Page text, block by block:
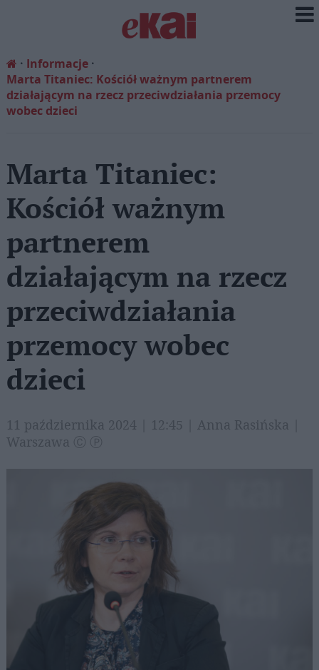
Informacje
Marta Titaniec: Kościół ważnym partnerem
działającym na rzecz przeciwdziałania przemocy
wobec dzieci
Marta Titaniec:
Kościół ważnym
partnerem
działającym na rzecz
przeciwdziałania
przemocy wobec
dzieci
11 października 2024 | 12:45 | Anna Rasińska |
Warszawa Ⓒ Ⓟ